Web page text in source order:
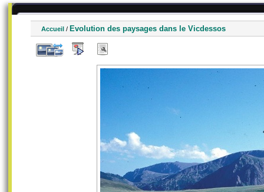
Accueil / Evolution des paysages dans le Vicdessos